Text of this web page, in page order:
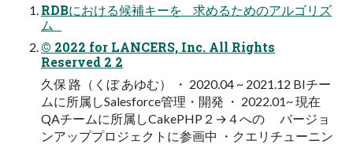
RDBにおける候補キーを 求めるためのアルゴリズ
ム
© 2022 for LANCERS, Inc. All Rights
Reserved 2 2
久保 路（くぼ あゆむ） ・ 2020.04 ~ 2021.12 BIチー
ムに所属しSalesforce管理・開発 ・ 2022.01~ 現在
QAチームに所属しCakePHP２→４への バージョ
ンアッププロジェクトに参画中 ・クエリチューニン